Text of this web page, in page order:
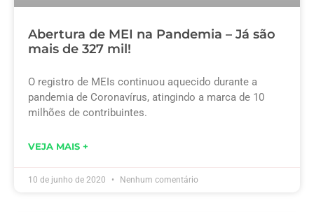
Abertura de MEI na Pandemia – Já são
mais de 327 mil!
O registro de MEIs continuou aquecido durante a
pandemia de Coronavírus, atingindo a marca de 10
milhões de contribuintes.
VEJA MAIS +
10 de junho de 2020 Nenhum comentário